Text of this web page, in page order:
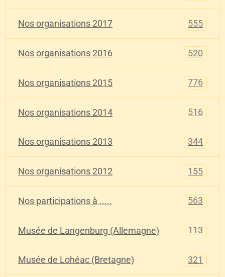
Nos organisations 2017 555
Nos organisations 2016 520
Nos organisations 2015 776
Nos organisations 2014 516
Nos organisations 2013 344
Nos organisations 2012 155
Nos participations à ..... 563
Musée de Langenburg (Allemagne) 113
Musée de Lohéac (Bretagne) 321